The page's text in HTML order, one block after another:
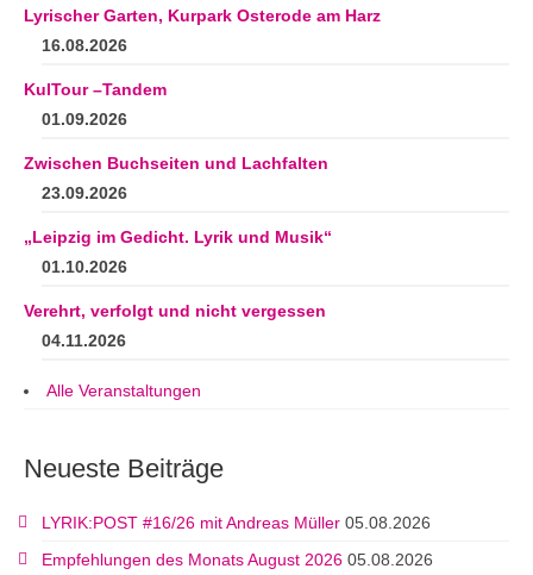
Lyrischer Garten, Kurpark Osterode am Harz
16.08.2026
KulTour –Tandem
01.09.2026
Zwischen Buchseiten und Lachfalten
23.09.2026
„Leipzig im Gedicht. Lyrik und Musik“
01.10.2026
Verehrt, verfolgt und nicht vergessen
04.11.2026
Alle Veranstaltungen
Neueste Beiträge
LYRIK:POST #16/26 mit Andreas Müller 05.08.2026
Empfehlungen des Monats August 2026 05.08.2026